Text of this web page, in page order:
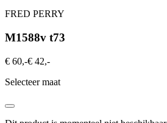
FRED PERRY
M1588v t73
€ 60,-€ 42,-
Selecteer maat